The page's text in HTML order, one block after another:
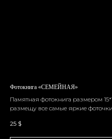
Фотокнига «СЕМЕЙНАЯ»
Памятная фотокнига размером
размещу все самые яркие
25 $